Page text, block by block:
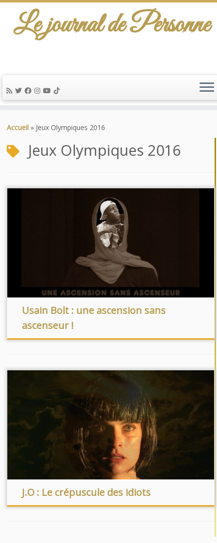
au
Le journal de Personne
Accueil » Jeux Olympiques 2016
Jeux Olympiques 2016
Usain Bolt : une ascension sans
ascenseur !
J.O : Le crépuscule des idiots